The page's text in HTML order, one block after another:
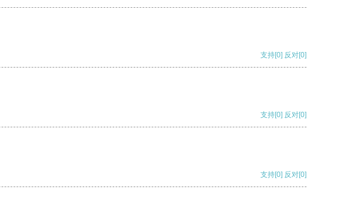
支持[0] 反对[0]
支持[0] 反对[0]
支持[0] 反对[0]